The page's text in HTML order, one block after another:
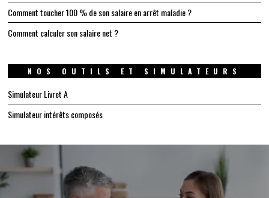
Comment toucher 100 % de son salaire en arrêt maladie ?
Comment calculer son salaire net ?
NOS OUTILS ET SIMULATEURS
Simulateur Livret A
Simulateur intérêts composés